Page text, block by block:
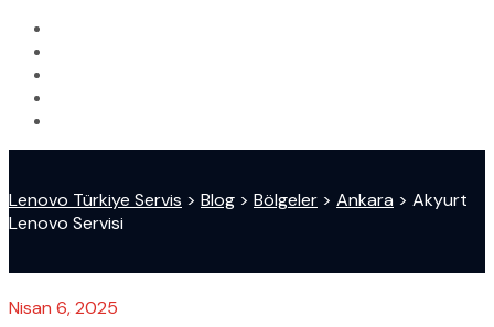
Lenovo Türkiye Servis > Blog > Bölgeler > Ankara > Akyurt
Lenovo Servisi
Nisan 6, 2025